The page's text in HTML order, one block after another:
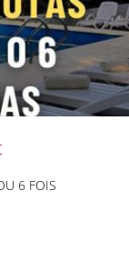
6 FOIS